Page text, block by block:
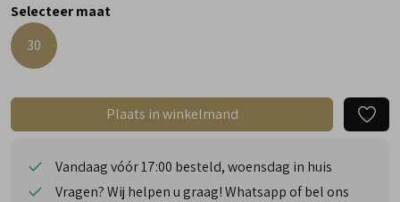
Selecteer maat
30
Plaats in winkelmand
Vandaag vóór 17:00 besteld, woensdag in huis
Vragen? Wij helpen u graag! Whatsapp of bel ons